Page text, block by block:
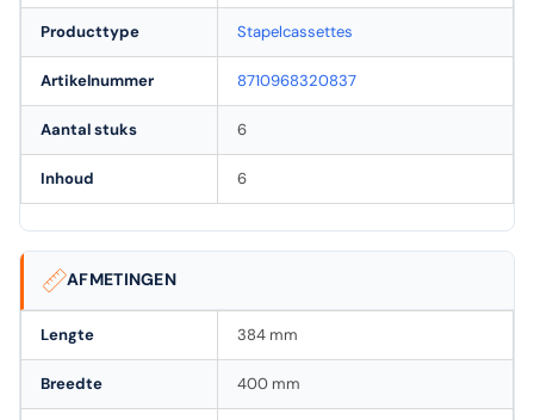
Producttype Stapelcassettes
Artikelnummer 8710968320837
Aantal stuks 6
Inhoud 6
AFMETINGEN
Lengte 384 mm
Breedte 400 mm